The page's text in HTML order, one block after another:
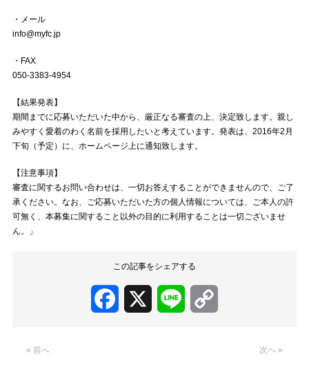
・メール
info@myfc.jp
・FAX
050-3383-4954
【結果発表】
期間までに応募いただいた中から、厳正なる審査の上、決定致します。親し
みやすく愛着のわく名前を採用したいと考えています。発表は、2016年2月
下旬（予定）に、ホームページ上に通知致します。
【注意事項】
審査に関するお問い合わせは、一切お答えすることができませんので、ご了
承ください。なお、ご応募いただいた方の個人情報については、ご本人の許
可無く、本募集に関すること以外の目的に利用することは一切ございませ
ん。」
この記事をシェアする
Facebook Line
« 前へ 次へ »